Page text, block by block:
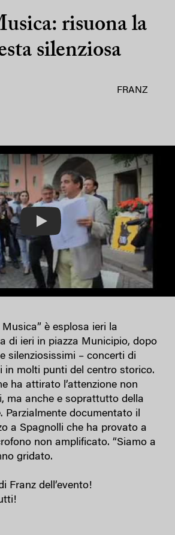
risuona la
silenziosa
FRANZ
è esplosa ieri la
di ieri in piazza Municipio, dopo
silenziosissimi – concerti di
in molti punti del centro storico.
ha attirato l’attenzione non
ma anche e soprattutto della
Parzialmente documentato il
a Spagnolli che ha provato a
non amplificato. “Siamo a
gridato.
Franz dell’evento!